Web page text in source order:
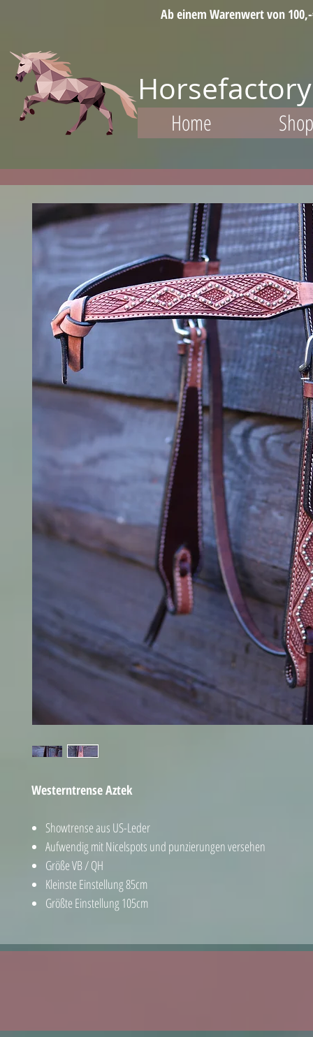
Ab einem Warenwert von
Horsefactory
Home Shop
Westerntrense Aztek
Showtrense aus US-Leder
Aufwendig mit Nicelspots und punzierungen versehen
Größe VB / QH
Kleinste Einstellung 85cm
Größte Einstellung 105cm